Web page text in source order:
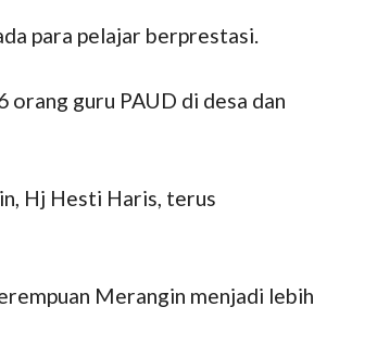
para pelajar berprestasi.
orang guru PAUD di desa dan
Hj Hesti Haris, terus
Merangin menjadi lebih